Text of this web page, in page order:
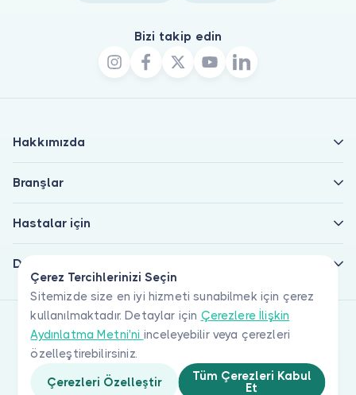
Çerez Tercihlerinizi Seçin
Sitemizde size en iyi hizmeti sunabilmek için çerez
kullanılmaktadır. Detaylar için Çerezlere İlişkin
Aydınlatma Metni'ni inceleyebilir veya çerezleri
özelleştirebilirsiniz.
Çerezleri Özelleştir
Tüm Çerezleri Kabul
Et
Bizi takip edin
Hakkımızda
Branşlar
Hastalar için
Doktorlar için